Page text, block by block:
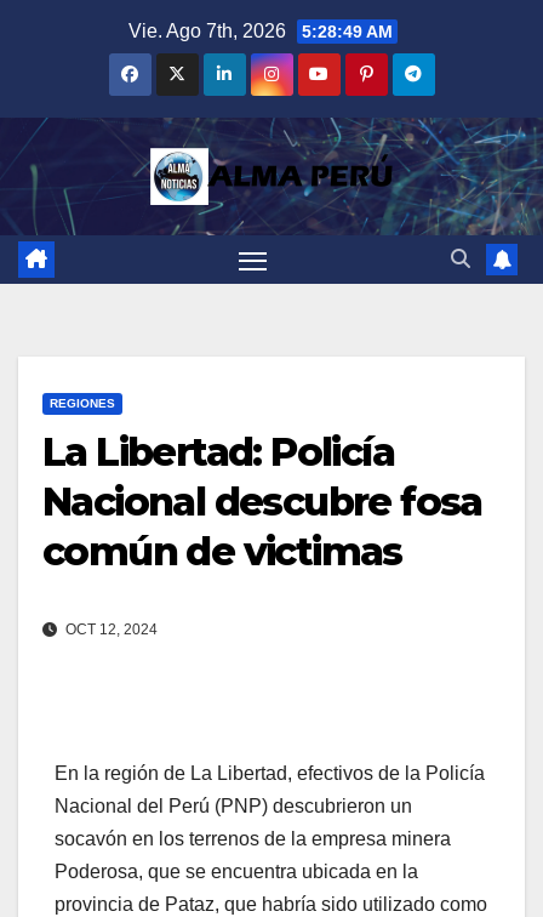
Vie. Ago 7th, 2026 5:28:50 AM
REGIONES
La Libertad: Policía
Nacional descubre fosa
común de victimas
OCT 12, 2024
En la región de La Libertad, efectivos de la Policía
Nacional del Perú (PNP) descubrieron un
socavón en los terrenos de la empresa minera
Poderosa, que se encuentra ubicada en la
provincia de Pataz, que habría sido utilizado como